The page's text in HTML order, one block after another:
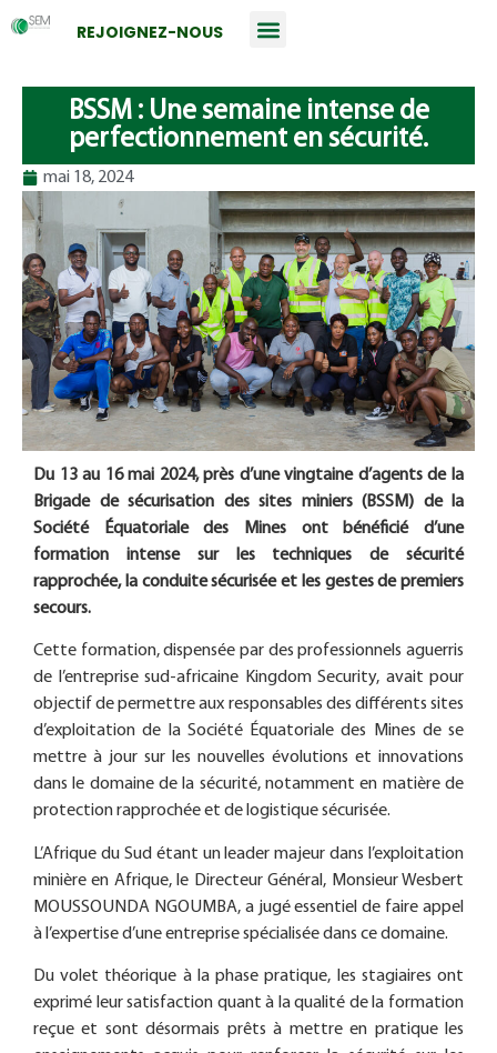
REJOIGNEZ-NOUS
BSSM : Une semaine intense de
perfectionnement en sécurité.
mai 18, 2024
Du 13 au 16 mai 2024, près d’une vingtaine d’agents de la
Brigade de sécurisation des sites miniers (BSSM) de la
Société Équatoriale des Mines ont bénéficié d’une
formation intense sur les techniques de sécurité
rapprochée, la conduite sécurisée et les gestes de premiers
secours.
Cette formation, dispensée par des professionnels aguerris
de l’entreprise sud-africaine Kingdom Security, avait pour
objectif de permettre aux responsables des différents sites
d’exploitation de la Société Équatoriale des Mines de se
mettre à jour sur les nouvelles évolutions et innovations
dans le domaine de la sécurité, notamment en matière de
protection rapprochée et de logistique sécurisée.
L’Afrique du Sud étant un leader majeur dans l’exploitation
minière en Afrique, le Directeur Général, Monsieur Wesbert
MOUSSOUNDA NGOUMBA, a jugé essentiel de faire appel
à l’expertise d’une entreprise spécialisée dans ce domaine.
Du volet théorique à la phase pratique, les stagiaires ont
exprimé leur satisfaction quant à la qualité de la formation
reçue et sont désormais prêts à mettre en pratique les